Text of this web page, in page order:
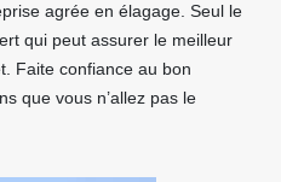
agrée en élagage. Seul le
qui peut assurer le meilleur
Faite confiance au bon
que vous n’allez pas le